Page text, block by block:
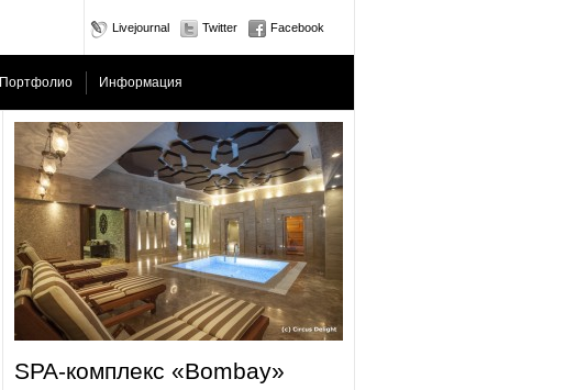
Livejournal Twitter Facebook
Портфолио Информация
SPA-комплекс «Bombay»